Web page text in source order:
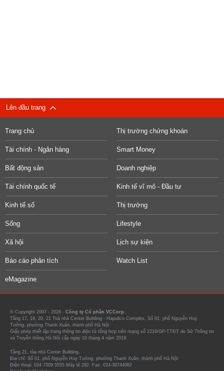
Lên đầu trang
Trang chủ Thị trường chứng khoán
Tài chính - Ngân hàng Smart Money
Bất động sản Doanh nghiệp
Tài chính quốc tế Kinh tế vĩ mô - Đầu tư
Kinh tế số Thị trường
Sống Lifestyle
Xã hội Lịch sự kiện
Báo cáo phân tích Watch List
eMagazine
© Copyright 2007 - 2026 - Công ty Cổ phần VCCorp.
Tầng 17, 19, 20, 21 Toà nhà Center Building - Hapulico Complex, Số 01, phố Nguyễn Huy
Tưởng, phường Thanh Xuân, thành phố Hà Nội
Giấy phép thiết lập trang thông tin điện tử tổng hợp trên mạng số 2216/GP-TTĐT do Sở Thông tin
và Truyền thông Hà Nội cấp ngày 10 tháng 4 năm 2019.
Tầng 21, tòa nhà Center Building.
Địa chỉ: Số 01, phố Nguyễn Huy Tưởng, phường Thanh Xuân, thành phố Hà Nội
Điện thoại: 024 7309 5555 Máy lẻ 292. Fax: 024-39744082